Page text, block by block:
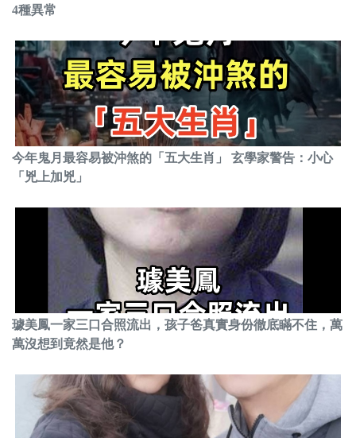
4種異常
今年鬼月最容易被沖煞的「五大生肖」 玄學家警告：小心
「兇上加兇」
璩美鳳一家三口合照流出，孩子爸真實身份徹底瞞不住，萬
萬沒想到竟然是他？